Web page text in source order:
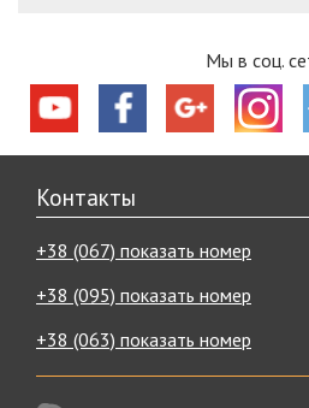
Мы в соц.
Контакты
+38 (067) показать номер
+38 (095) показать номер
+38 (063) показать номер